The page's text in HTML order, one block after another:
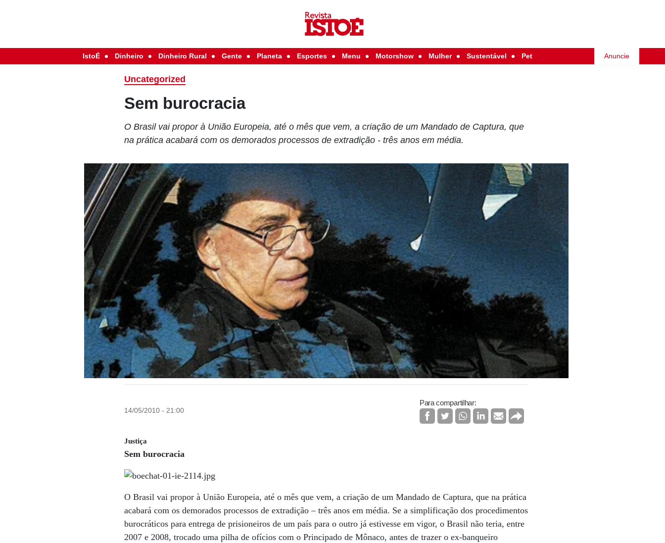
IstoÉ Dinheiro Dinheiro Rural Gente Planeta Esportes Menu Motorshow Mulher Sustentável Pet Anuncie
Uncategorized
Sem burocracia
O Brasil vai propor à União Europeia, até o mês que vem, a criação de um Mandado de Captura, que
na prática acabará com os demorados processos de extradição - três anos em média.
14/05/2010 - 21:00
Para compartilhar:
Justiça
Sem burocracia
O Brasil vai propor à União Europeia, até o mês que vem, a criação de um Mandado de Captura, que na prática
acabará com os demorados processos de extradição – três anos em média. Se a simplificação dos procedimentos
burocráticos para entrega de prisioneiros de um país para o outro já estivesse em vigor, o Brasil não teria, entre
2007 e 2008, trocado uma pilha de ofícios com o Principado de Mônaco, antes de trazer o ex-banqueiro